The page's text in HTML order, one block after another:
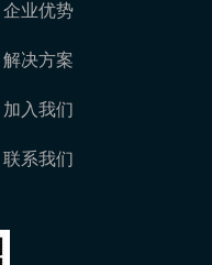
企业优势
解决方案
加入我们
联系我们